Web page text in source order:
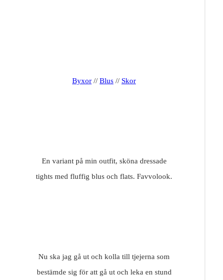
Byxor // Blus // Skor
En variant på min outfit, sköna dressade
tights med fluffig blus och flats. Favvolook.
Nu ska jag gå ut och kolla till tjejerna som
bestämde sig för att gå ut och leka en stund